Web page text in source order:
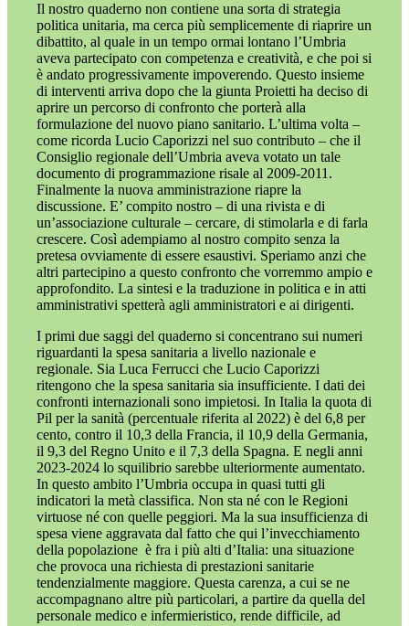
Il nostro quaderno non contiene una sorta di strategia
politica unitaria, ma cerca più semplicemente di riaprire un
dibattito, al quale in un tempo ormai lontano l’Umbria
aveva partecipato con competenza e creatività, e che poi si
è andato progressivamente impoverendo. Questo insieme
di interventi arriva dopo che la giunta Proietti ha deciso di
aprire un percorso di confronto che porterà alla
formulazione del nuovo piano sanitario. L’ultima volta –
come ricorda Lucio Caporizzi nel suo contributo – che il
Consiglio regionale dell’Umbria aveva votato un tale
documento di programmazione risale al 2009-2011.
Finalmente la nuova amministrazione riapre la
discussione. E’ compito nostro – di una rivista e di
un’associazione culturale – cercare, di stimolarla e di farla
crescere. Così adempiamo al nostro compito senza la
pretesa ovviamente di essere esaustivi. Speriamo anzi che
altri partecipino a questo confronto che vorremmo ampio e
approfondito. La sintesi e la traduzione in politica e in atti
amministrativi spetterà agli amministratori e ai dirigenti.
I primi due saggi del quaderno si concentrano sui numeri
riguardanti la spesa sanitaria a livello nazionale e
regionale. Sia Luca Ferrucci che Lucio Caporizzi
ritengono che la spesa sanitaria sia insufficiente. I dati dei
confronti internazionali sono impietosi. In Italia la quota di
Pil per la sanità (percentuale riferita al 2022) è del 6,8 per
cento, contro il 10,3 della Francia, il 10,9 della Germania,
il 9,3 del Regno Unito e il 7,3 della Spagna. E negli anni
2023-2024 lo squilibrio sarebbe ulteriormente aumentato.
In questo ambito l’Umbria occupa in quasi tutti gli
indicatori la metà classifica. Non sta né con le Regioni
virtuose né con quelle peggiori. Ma la sua insufficienza di
spesa viene aggravata dal fatto che qui l’invecchiamento
della popolazione è fra i più alti d’Italia: una situazione
che provoca una richiesta di prestazioni sanitarie
tendenzialmente maggiore. Questa carenza, a cui se ne
accompagnano altre più particolari, a partire da quella del
personale medico e infermieristico, rende difficile, ad